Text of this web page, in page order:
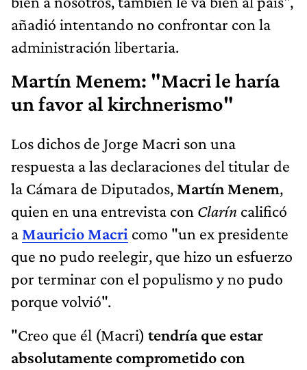
añadió intentando no confrontar con la
administración libertaria.
Martín Menem: "Macri le haría
un favor al kirchnerismo"
Los dichos de Jorge Macri son una
respuesta a las declaraciones del titular de
la Cámara de Diputados, Martín Menem,
quien en una entrevista con Clarín calificó
a Mauricio Macri como "un ex presidente
que no pudo reelegir, que hizo un esfuerzo
por terminar con el populismo y no pudo
porque volvió".
"Creo que él (Macri) tendría que estar
absolutamente comprometido con